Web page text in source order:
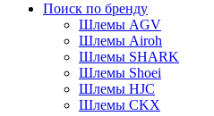
Поиск по бренду
Шлемы AGV
Шлемы Airoh
Шлемы SHARK
Шлемы Shoei
Шлемы HJC
Шлемы CKX